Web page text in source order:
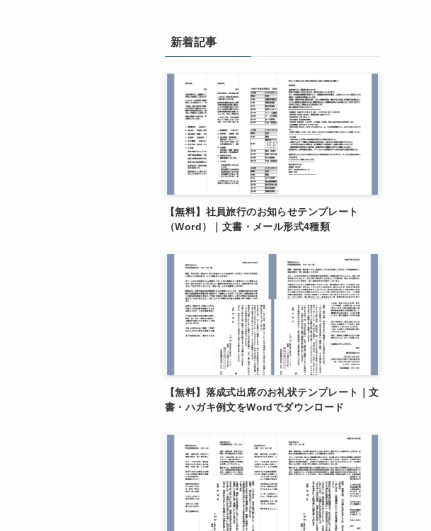
新着記事
【無料】社員旅行のお知らせテンプレート
（Word）｜文書・メール形式4種類
【無料】落成式出席のお礼状テンプレート｜文
書・ハガキ例文をWordでダウンロード